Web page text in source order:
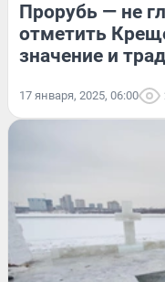
Прорубь — не
отметить
значение и
17 января, 2025, 06:00